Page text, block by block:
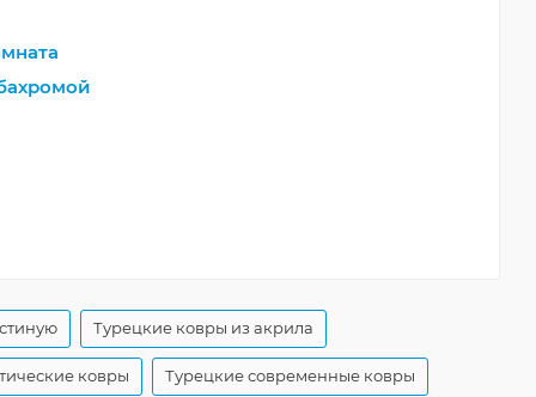
Турецкие ковры из акрила
ковры Турецкие современные ковры